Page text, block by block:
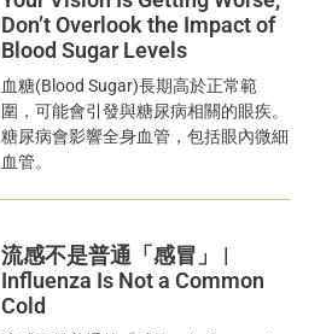
Don’t Overlook the Impact of
Blood Sugar Levels
血糖(Blood Sugar)長期高於正常範
圍，可能會引發與糖尿病相關的眼疾。
糖尿病會影響全身血管，包括眼內微細
血管。
流感不是普通「感冒」 |
Influenza Is Not a Common
Cold